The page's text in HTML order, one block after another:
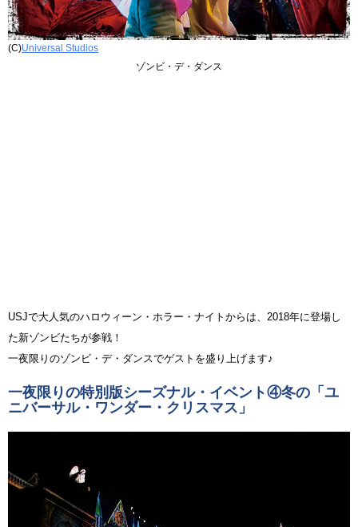
(C)Universal Studios
ゾンビ・デ・ダンス
USJで大人気のハロウィーン・ホラー・ナイトからは、2018年に登場し
た新ゾンビたちが参戦！
一夜限りのゾンビ・デ・ダンスでゲストを盛り上げます♪
一夜限りの特別版シーズナル・イベント④冬の「ユ
ニバーサル・ワンダー・クリスマス」